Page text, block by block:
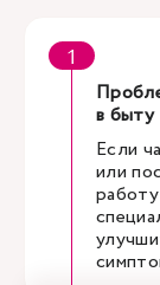
в быту
Если
или